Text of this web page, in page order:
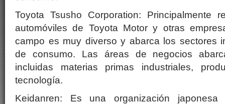
Toyota Tsusho Corporation: Principalmente
automóviles de Toyota Motor y otras
campo es muy diverso y abarca los sectores
de consumo. Las áreas de negocios
incluidas materias primas industriales,
tecnología.
Keidanren: Es una organización